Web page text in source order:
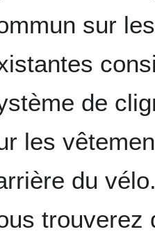
sur
de
les
du
trouverez